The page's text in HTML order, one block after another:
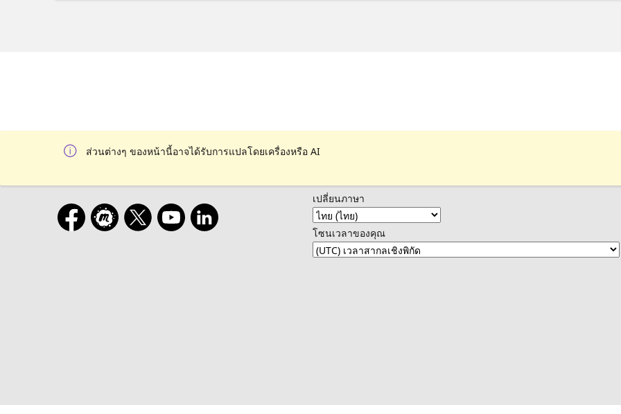
ส่วนต่างๆ ของหน้านี้อาจได้รับการแปลโดยเครื่องหรือ AI
เปลี่ยนภาษา
โซนเวลาของคุณ